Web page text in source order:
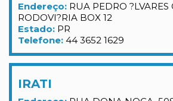
Endereço: RUA PEDRO ?LVARES
RODOVI?RIA BOX 12
Estado: PR
Telefone: 44 3652 1629
IRATI